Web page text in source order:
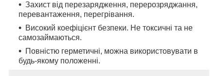
Захист від перезарядження, перерозряджання,
перевантаження, перегрівання.
Високий коефіцієнт безпеки. Не токсичні та не
самозаймаються.
Повністю герметичні, можна використовувати в
будь-якому положенні.